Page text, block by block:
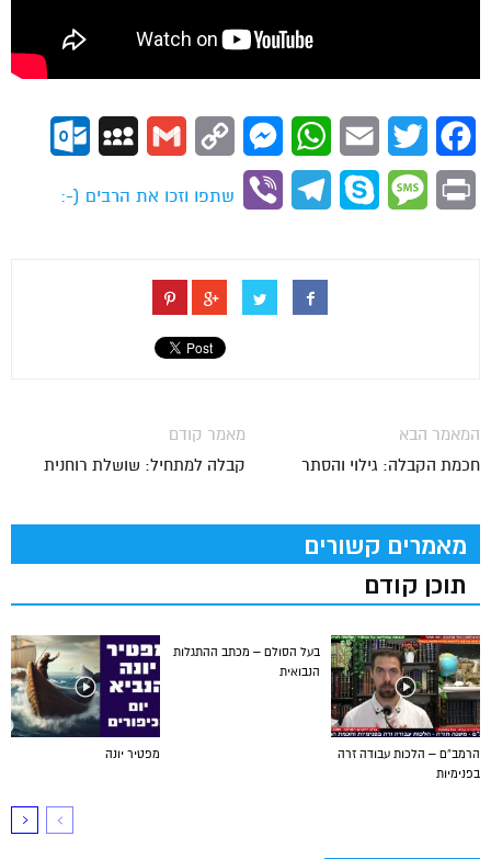
Facebook
Twitter
Email
WhatsApp
Messenger
Copy
Gmail
MySpace
Print
Message
Skype
Telegram
Viber
שתפו וזכו את הרבים (-:
מאמר קודם
קבלה למתחיל: שושלת רוחנית
המאמר הבא
חכמת הקבלה: גילוי והסתר
מאמרים קשורים
תוכן קודם
מפטיר יונה
בעל הסולם – מכתב ההתגלות
הנבואית
הרמב”ם – הלכות עבודה זרה
בפנימיות